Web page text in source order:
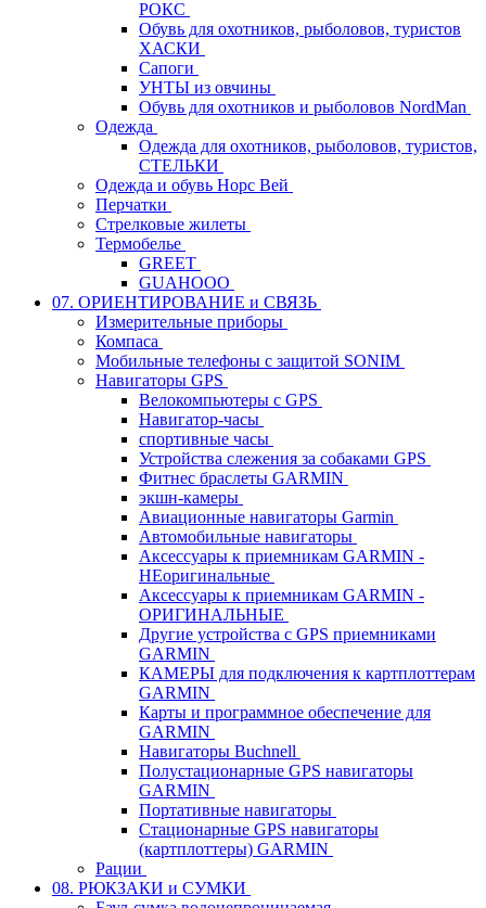
РОКС
Обувь для охотников, рыболовов, туристов
ХАСКИ
Сапоги
УНТЫ из овчины
Обувь для охотников и рыболовов NordMan
Одежда
Одежда для охотников, рыболовов, туристов,
СТЕЛЬКИ
Одежда и обувь Норс Вей
Перчатки
Стрелковые жилеты
Термобелье
GREET
GUAHOOO
07. ОРИЕНТИРОВАНИЕ и СВЯЗЬ
Измерительные приборы
Компаса
Мобильные телефоны с защитой SONIM
Навигаторы GPS
Велокомпьютеры с GPS
Навигатор-часы
спортивные часы
Устройства слежения за собаками GPS
Фитнес браслеты GARMIN
экшн-камеры
Авиационные навигаторы Garmin
Автомобильные навигаторы
Аксессуары к приемникам GARMIN -
НЕоригинальные
Аксессуары к приемникам GARMIN -
ОРИГИНАЛЬНЫЕ
Другие устройства с GPS приемниками
GARMIN
КАМЕРЫ для подключения к картплоттерам
GARMIN
Карты и программное обеспечение для
GARMIN
Навигаторы Buchnell
Полустационарные GPS навигаторы
GARMIN
Портативные навигаторы
Стационарные GPS навигаторы
(картплоттеры) GARMIN
Рации
08. РЮКЗАКИ и СУМКИ